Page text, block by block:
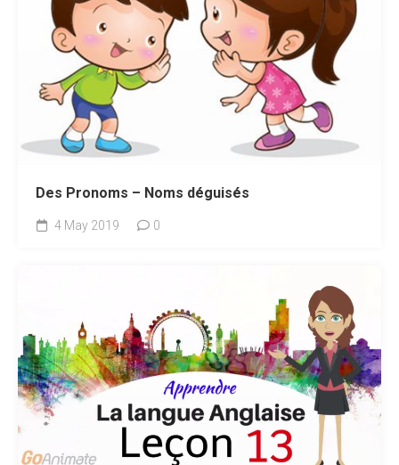
Des Pronoms – Noms déguisés
4 May 2019 0